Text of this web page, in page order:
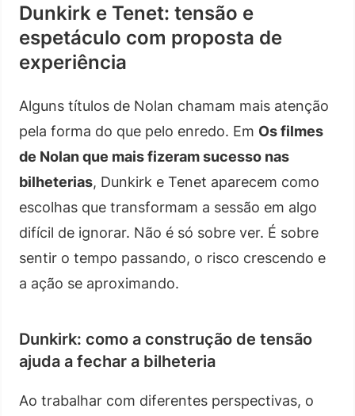
Dunkirk e Tenet: tensão e
espetáculo com proposta de
experiência
Alguns títulos de Nolan chamam mais atenção
pela forma do que pelo enredo. Em Os filmes
de Nolan que mais fizeram sucesso nas
bilheterias, Dunkirk e Tenet aparecem como
escolhas que transformam a sessão em algo
difícil de ignorar. Não é só sobre ver. É sobre
sentir o tempo passando, o risco crescendo e
a ação se aproximando.
Dunkirk: como a construção de tensão
ajuda a fechar a bilheteria
Ao trabalhar com diferentes perspectivas, o